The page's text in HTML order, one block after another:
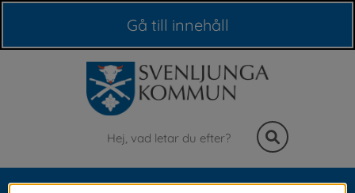
Gå till innehåll
Sök